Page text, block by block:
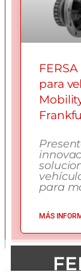
para
para
MÁS